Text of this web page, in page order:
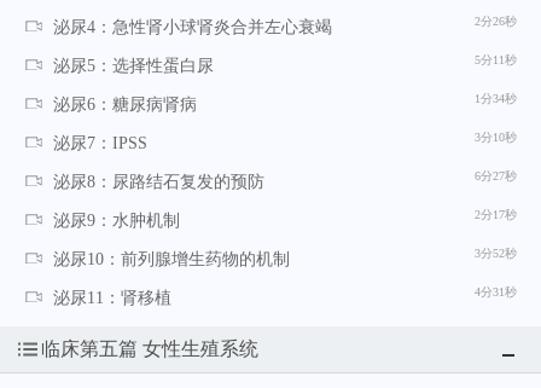
2分26秒
泌尿4：急性肾小球肾炎合并左心衰竭
5分11秒
泌尿5：选择性蛋白尿
1分34秒
泌尿6：糖尿病肾病
3分10秒
泌尿7：IPSS
6分27秒
泌尿8：尿路结石复发的预防
2分17秒
泌尿9：水肿机制
3分52秒
泌尿10：前列腺增生药物的机制
4分31秒
泌尿11：肾移植
临床第五篇 女性生殖系统